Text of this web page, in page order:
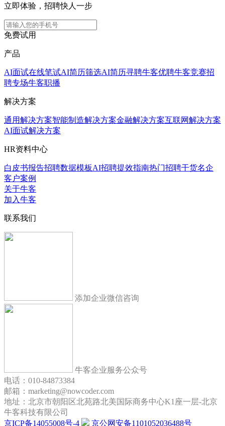
立即体验，招聘快人一步
免费试用
产品
AI面试在线笔试AI简历筛选AI简历寻聘牛客优聘牛客竞赛招
聘专场牛客职播
解决方案
通用解决方案智能制造解决方案金融解决方案互联网解决方案
AI面试解决方案
HR资料中心
白皮书报告招聘数据模板AI招聘提效指南热门招聘干货名企
客户案例
关于牛客
加入牛客
联系我们
添加企业微信咨询
牛客企业服务公众号
电话：010-84873384
邮箱：marketing@nowcoder.com
地址：北京市朝阳区北苑路北美国际商务中心K1座一层-北京
牛客科技有限公司
京ICP备14055008号-4
京公网安备1101052036488号